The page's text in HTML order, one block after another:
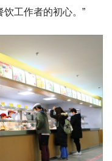
工作者的初心。”